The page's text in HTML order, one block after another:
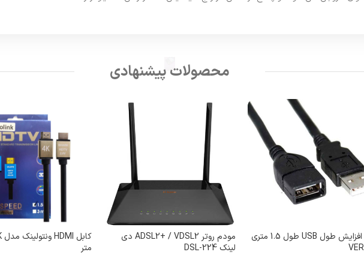
محصولات پیشنهادی
کابل افزایش طول USB طول 1.5 متری
مودم روتر ADSL2+ / VDSL2 دی
لینک DSL-224
متر